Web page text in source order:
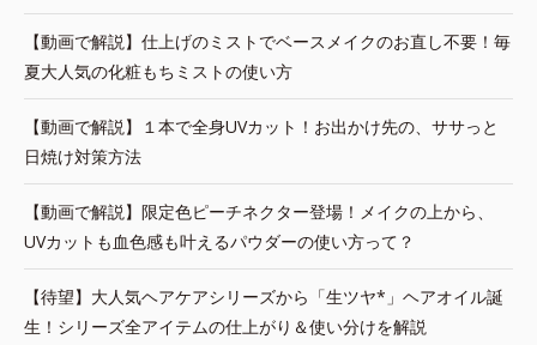
【動画で解説】仕上げのミストでベースメイクのお直し不要！毎
夏大人気の化粧もちミストの使い方
【動画で解説】１本で全身UVカット！お出かけ先の、ササっと
日焼け対策方法
【動画で解説】限定色ピーチネクター登場！メイクの上から、
UVカットも血色感も叶えるパウダーの使い方って？
【待望】大人気ヘアケアシリーズから「生ツヤ*」ヘアオイル誕
生！シリーズ全アイテムの仕上がり＆使い分けを解説